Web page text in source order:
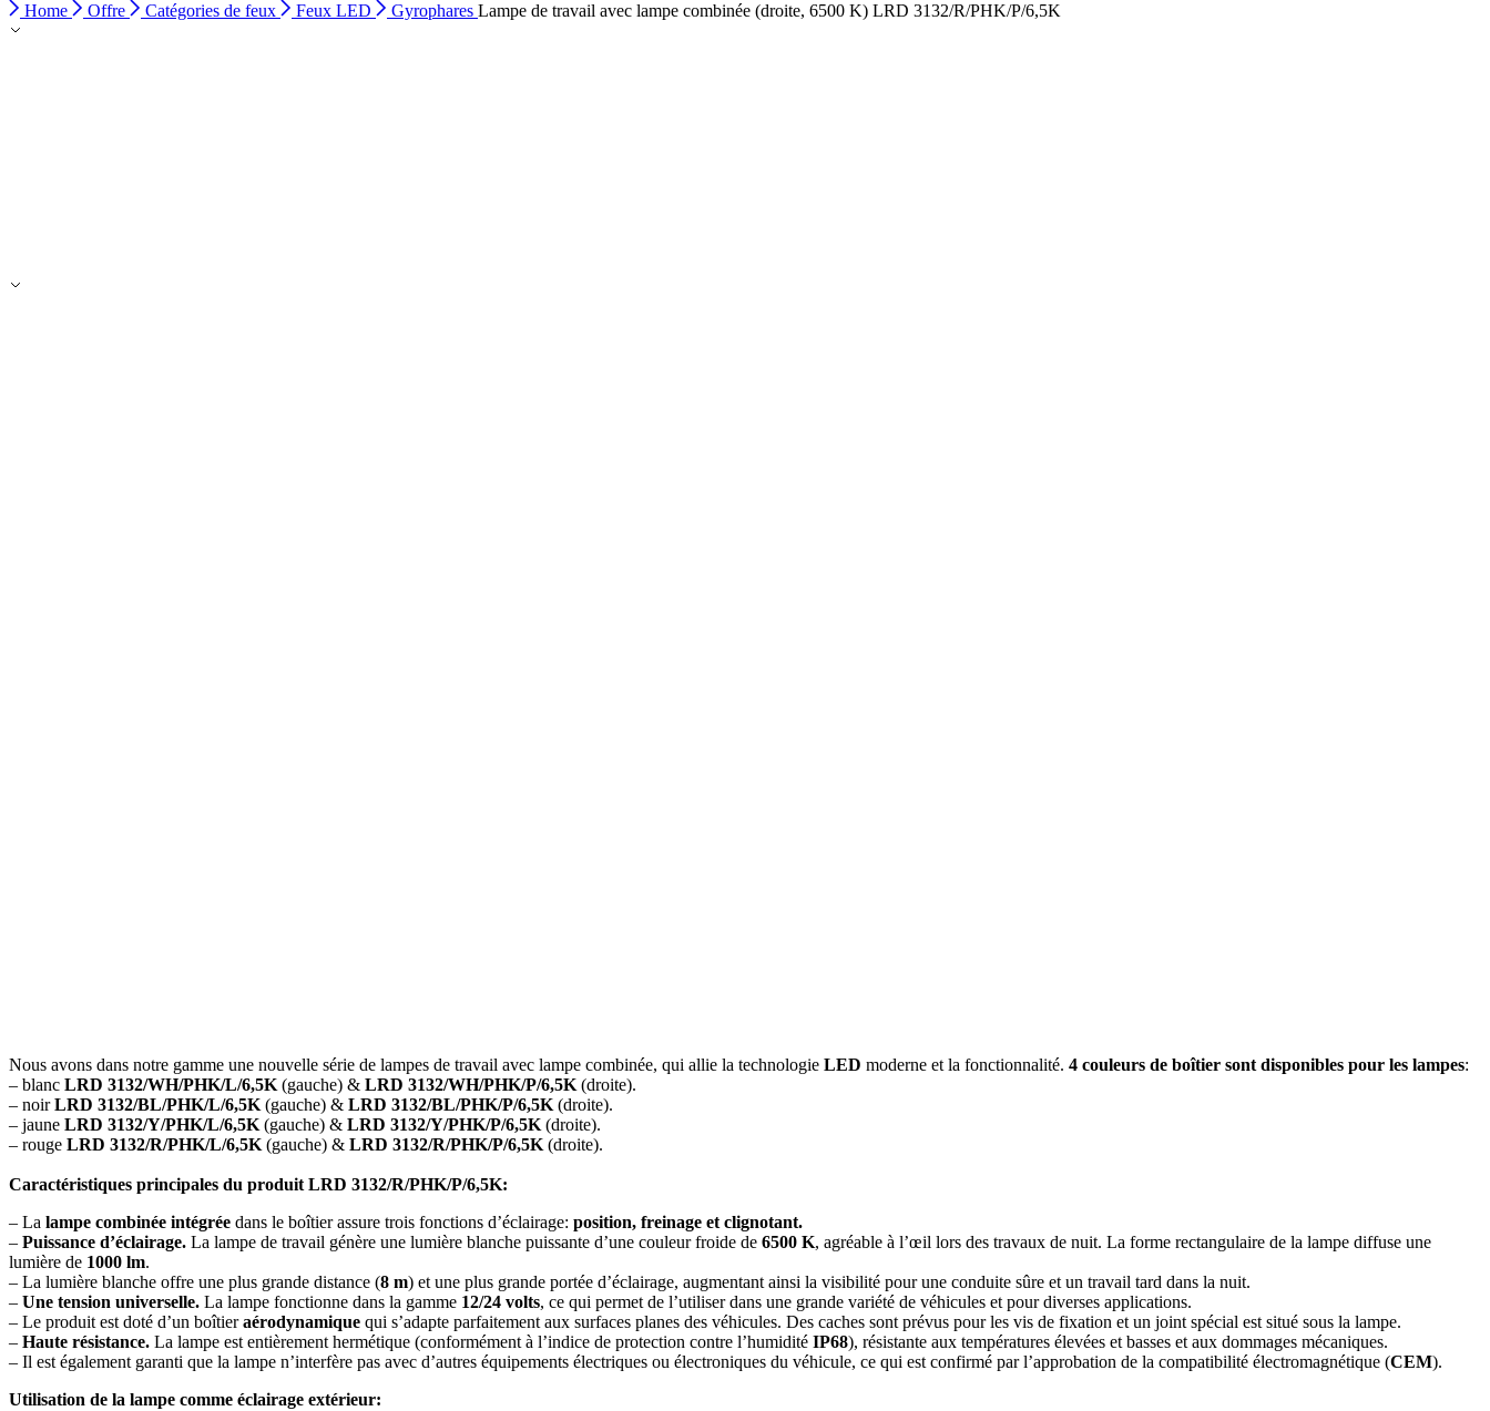
Home
Offre Catégories de feux Feux LED Gyrophares Lampe de travail avec lampe combinée (droite, 6500 K) LRD 3132/R/PHK/P/6,5K
Nous avons dans notre gamme une nouvelle série de lampes de travail avec lampe combinée, qui allie la technologie LED moderne et la fonctionnalité. 4 couleurs de boîtier sont disponibles pour les lampes:
– blanc LRD 3132/WH/PHK/L/6,5K(gauche) & LRD 3132/WH/PHK/P/6,5K(droite).
– noirLRD 3132/BL/PHK/L/6,5K(gauche) & LRD 3132/BL/PHK/P/6,5K(droite).
– jaune LRD 3132/Y/PHK/L/6,5K(gauche) & LRD 3132/Y/PHK/P/6,5K(droite).
– rouge LRD 3132/R/PHK/L/6,5K(gauche) & LRD 3132/R/PHK/P/6,5K(droite).
Caractéristiques principales du produit LRD 3132/R/PHK/P/6,5K:
– La lampe combinée intégrée dans le boîtier assure trois fonctions d’éclairage: position, freinage et clignotant.
– Puissance d’éclairage. La lampe de travail génère une lumière blanche puissante d’une couleur froide de 6500 K, agréable à l’œil lors des travaux de nuit. La forme rectangulaire de la lampe diffuse une
lumière de 1000 lm.
– La lumière blanche offre une plus grande distance (8 m) et une plus grande portée d’éclairage, augmentant ainsi la visibilité pour une conduite sûre et un travail tard dans la nuit.
– Une tension universelle. La lampe fonctionne dans la gamme 12/24 volts, ce qui permet de l’utiliser dans une grande variété de véhicules et pour diverses applications.
– Le produit est doté d’un boîtieraérodynamique qui s’adapte parfaitement aux surfaces planes des véhicules. Des caches sont prévus pour les vis de fixation et un joint spécial est situé sous la lampe.
– Haute résistance. La lampe est entièrement hermétique (conformément à l’indice de protection contre l’humidité IP68), résistante aux températures élevées et basses et aux dommages mécaniques.
– Il est également garanti que la lampe n’interfère pas avec d’autres équipements électriques ou électroniques du véhicule, ce qui est confirmé par l’approbation de la compatibilité électromagnétique (CEM).
Utilisation de la lampe comme éclairage extérieur: